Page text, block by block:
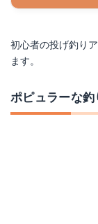
初心者の投げ釣り
ます。
ポピュラーな釣